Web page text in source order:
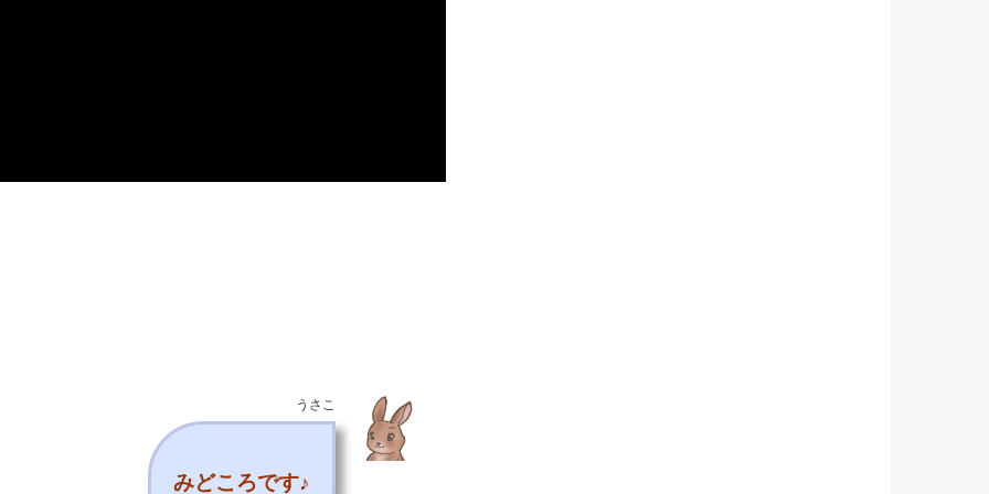
うさこ
みどころです♪